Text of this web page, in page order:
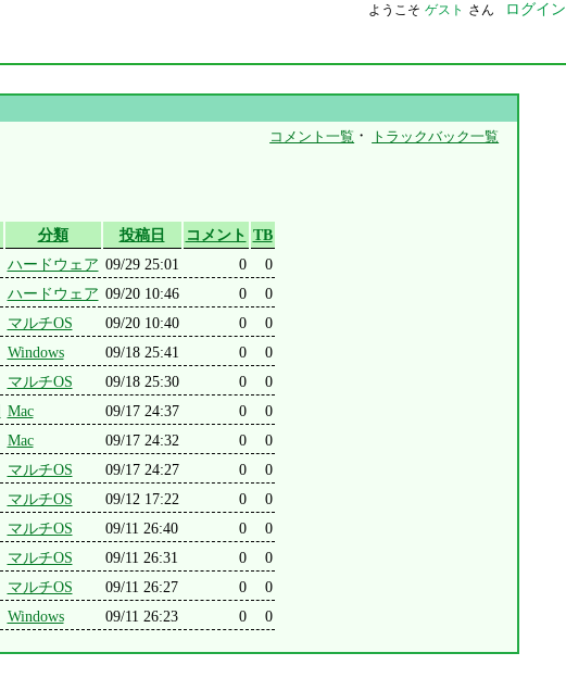
ようこそ ゲスト さん ログイン
コメント一覧 ・ トラックバック一覧
分類 投稿日 コメント TB
ハードウェア 09/29 25:01 0
0
ハードウェア 09/20 10:46 0
0
マルチOS 09/20 10:40 0
0
Windows 09/18 25:41 0
0
マルチOS 09/18 25:30 0
0
Mac 09/17 24:37 0
0
Mac 09/17 24:32 0
0
マルチOS 09/17 24:27 0
0
マルチOS 09/12 17:22 0
0
マルチOS 09/11 26:40 0
0
マルチOS 09/11 26:31 0
0
マルチOS 09/11 26:27 0
0
Windows 09/11 26:23 0 0